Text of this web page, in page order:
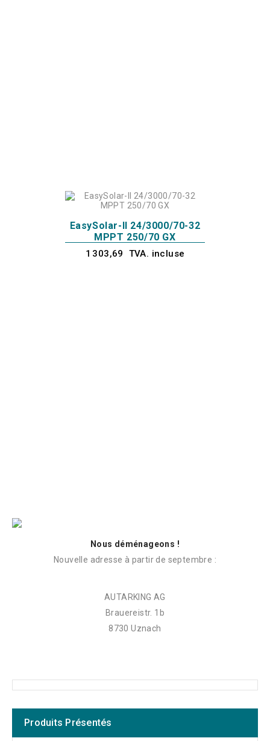
Nous déménageons !
Nouvelle adresse à partir de septembre :
AUTARKING AG
Brauereistr. 1b
8730 Uznach
Produits Présentés
EasySolar-II 24/3000/70-32
MPPT 250/70 GX
1 303,69 TVA. incluse